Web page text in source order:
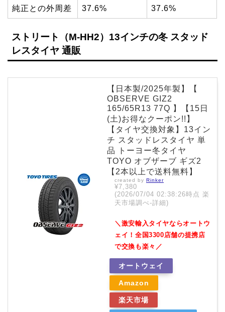
純正との外周差 37.6% 37.6%
ストリート（M-HH2）13インチの冬 スタッド
レスタイヤ 通販
【日本製/2025年製】【
OBSERVE GIZ2
165/65R13 77Q 】【15日
(土)お得なクーポン!!】
【タイヤ交換対象】13イン
チ スタッドレスタイヤ 単
品 トーヨー冬タイヤ
TOYO オブザーブ ギズ2
【2本以上で送料無料】
created by Rinker
¥7,380
(2026/07/04 02:38:26時点 楽
天市場調べ-詳細)
＼激安輸入タイヤならオートウ
ェイ！全国3300店舗の提携店
で交換も楽々／
オートウェイ
Amazon
楽天市場